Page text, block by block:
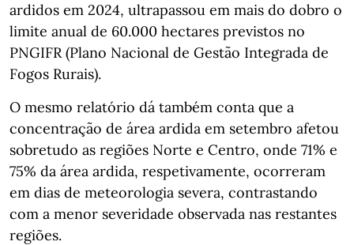
ardidos em 2024, ultrapassou em mais do dobro o
limite anual de 60.000 hectares previstos no
PNGIFR (Plano Nacional de Gestão Integrada de
Fogos Rurais).
O mesmo relatório dá também conta que a
concentração de área ardida em setembro afetou
sobretudo as regiões Norte e Centro, onde 71% e
75% da área ardida, respetivamente, ocorreram
em dias de meteorologia severa, contrastando
com a menor severidade observada nas restantes
regiões.